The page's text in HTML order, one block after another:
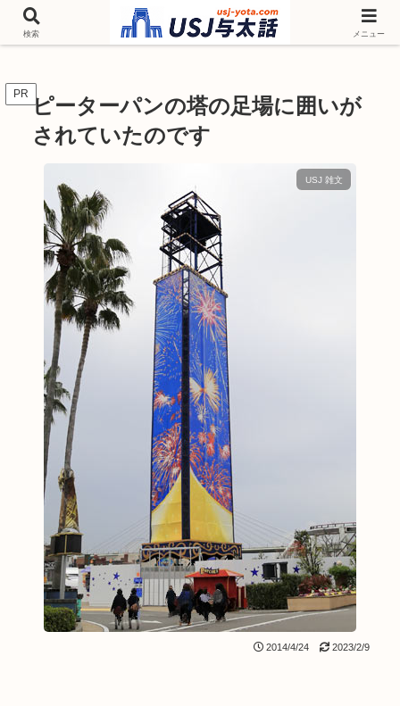
チケットやシーズンイベント ニンテンドーワールド アトラクションなどユニ
バを歩いて情報収集しています
PR ピーターパンの塔の足場に囲いが
されていたのです
USJ 雑文
2014/4/24 2023/2/9
検索 メニュー